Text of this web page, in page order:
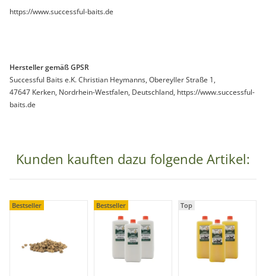
https://www.successful-baits.de
Hersteller gemäß GPSR
Successful Baits e.K. Christian Heymanns, Obereyller Straße 1,
47647 Kerken, Nordrhein-Westfalen, Deutschland, https://www.successful-
baits.de
Kunden kauften dazu folgende Artikel:
Bestseller Bestseller Top